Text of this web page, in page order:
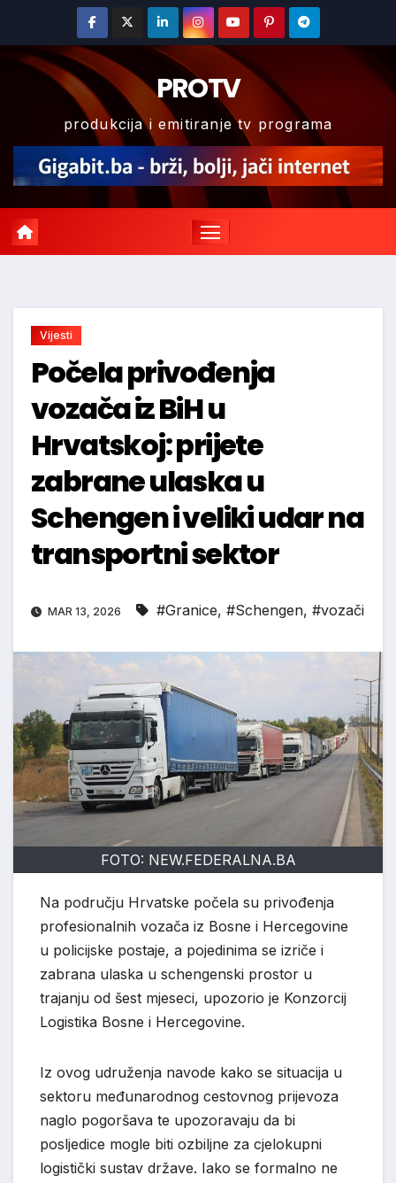
content
PROTV
produkcija i emitiranje tv programa
Vijesti
Počela privođenja
vozača iz BiH u
Hrvatskoj: prijete
zabrane ulaska u
Schengen i veliki udar na
transportni sektor
MAR 13, 2026 #Granice, #Schengen, #vozači
FOTO: NEW.FEDERALNA.BA
Na području Hrvatske počela su privođenja
profesionalnih vozača iz Bosne i Hercegovine
u policijske postaje, a pojedinima se izriče i
zabrana ulaska u schengenski prostor u
trajanju od šest mjeseci, upozorio je Konzorcij
Logistika Bosne i Hercegovine.
Iz ovog udruženja navode kako se situacija u
sektoru međunarodnog cestovnog prijevoza
naglo pogoršava te upozoravaju da bi
posljedice mogle biti ozbiljne za cjelokupni
logistički sustav države. Iako se formalno ne